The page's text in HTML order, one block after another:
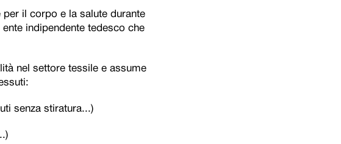
il corpo e la salute durante
indipendente tedesco che
nel settore tessile e assume
senza stiratura...)